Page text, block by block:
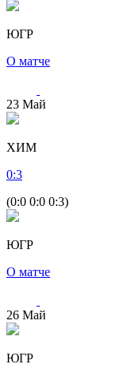
ЮГР
О матче
23 Май
ХИМ
0:3
(0:0 0:0 0:3)
ЮГР
О матче
26 Май
ЮГР